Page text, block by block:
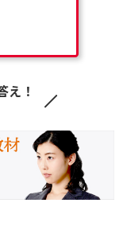
え！